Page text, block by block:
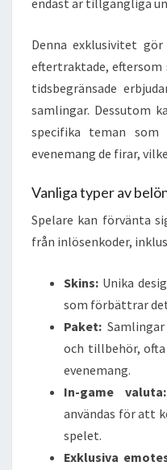
Denna exklusivitet gör
eftertraktade, eftersom
tidsbegränsade
samlingar. Dessutom
specifika teman som
evenemang de firar,
Vanliga typer av
Spelare kan förvänta
från inlösenkoder,
Skins: Unika
som förbättrar
Paket:
och tillbehör,
evenemang.
In-game valuta:
användas för att
spelet.
Exklusiva